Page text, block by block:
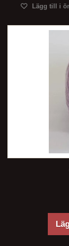
Lägg till i